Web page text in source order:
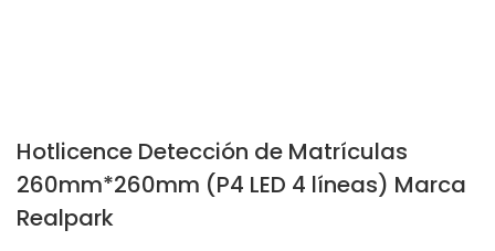
Hotlicence Detección de Matrículas
260mm*260mm (P4 LED 4 líneas) Marca
Realpark